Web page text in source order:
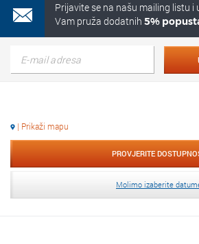
Prijavite se na našu mailing listu i
Vam pruža dodatnih 5%
| Prikaži mapu
PROVJERITE
Molimo izaberite